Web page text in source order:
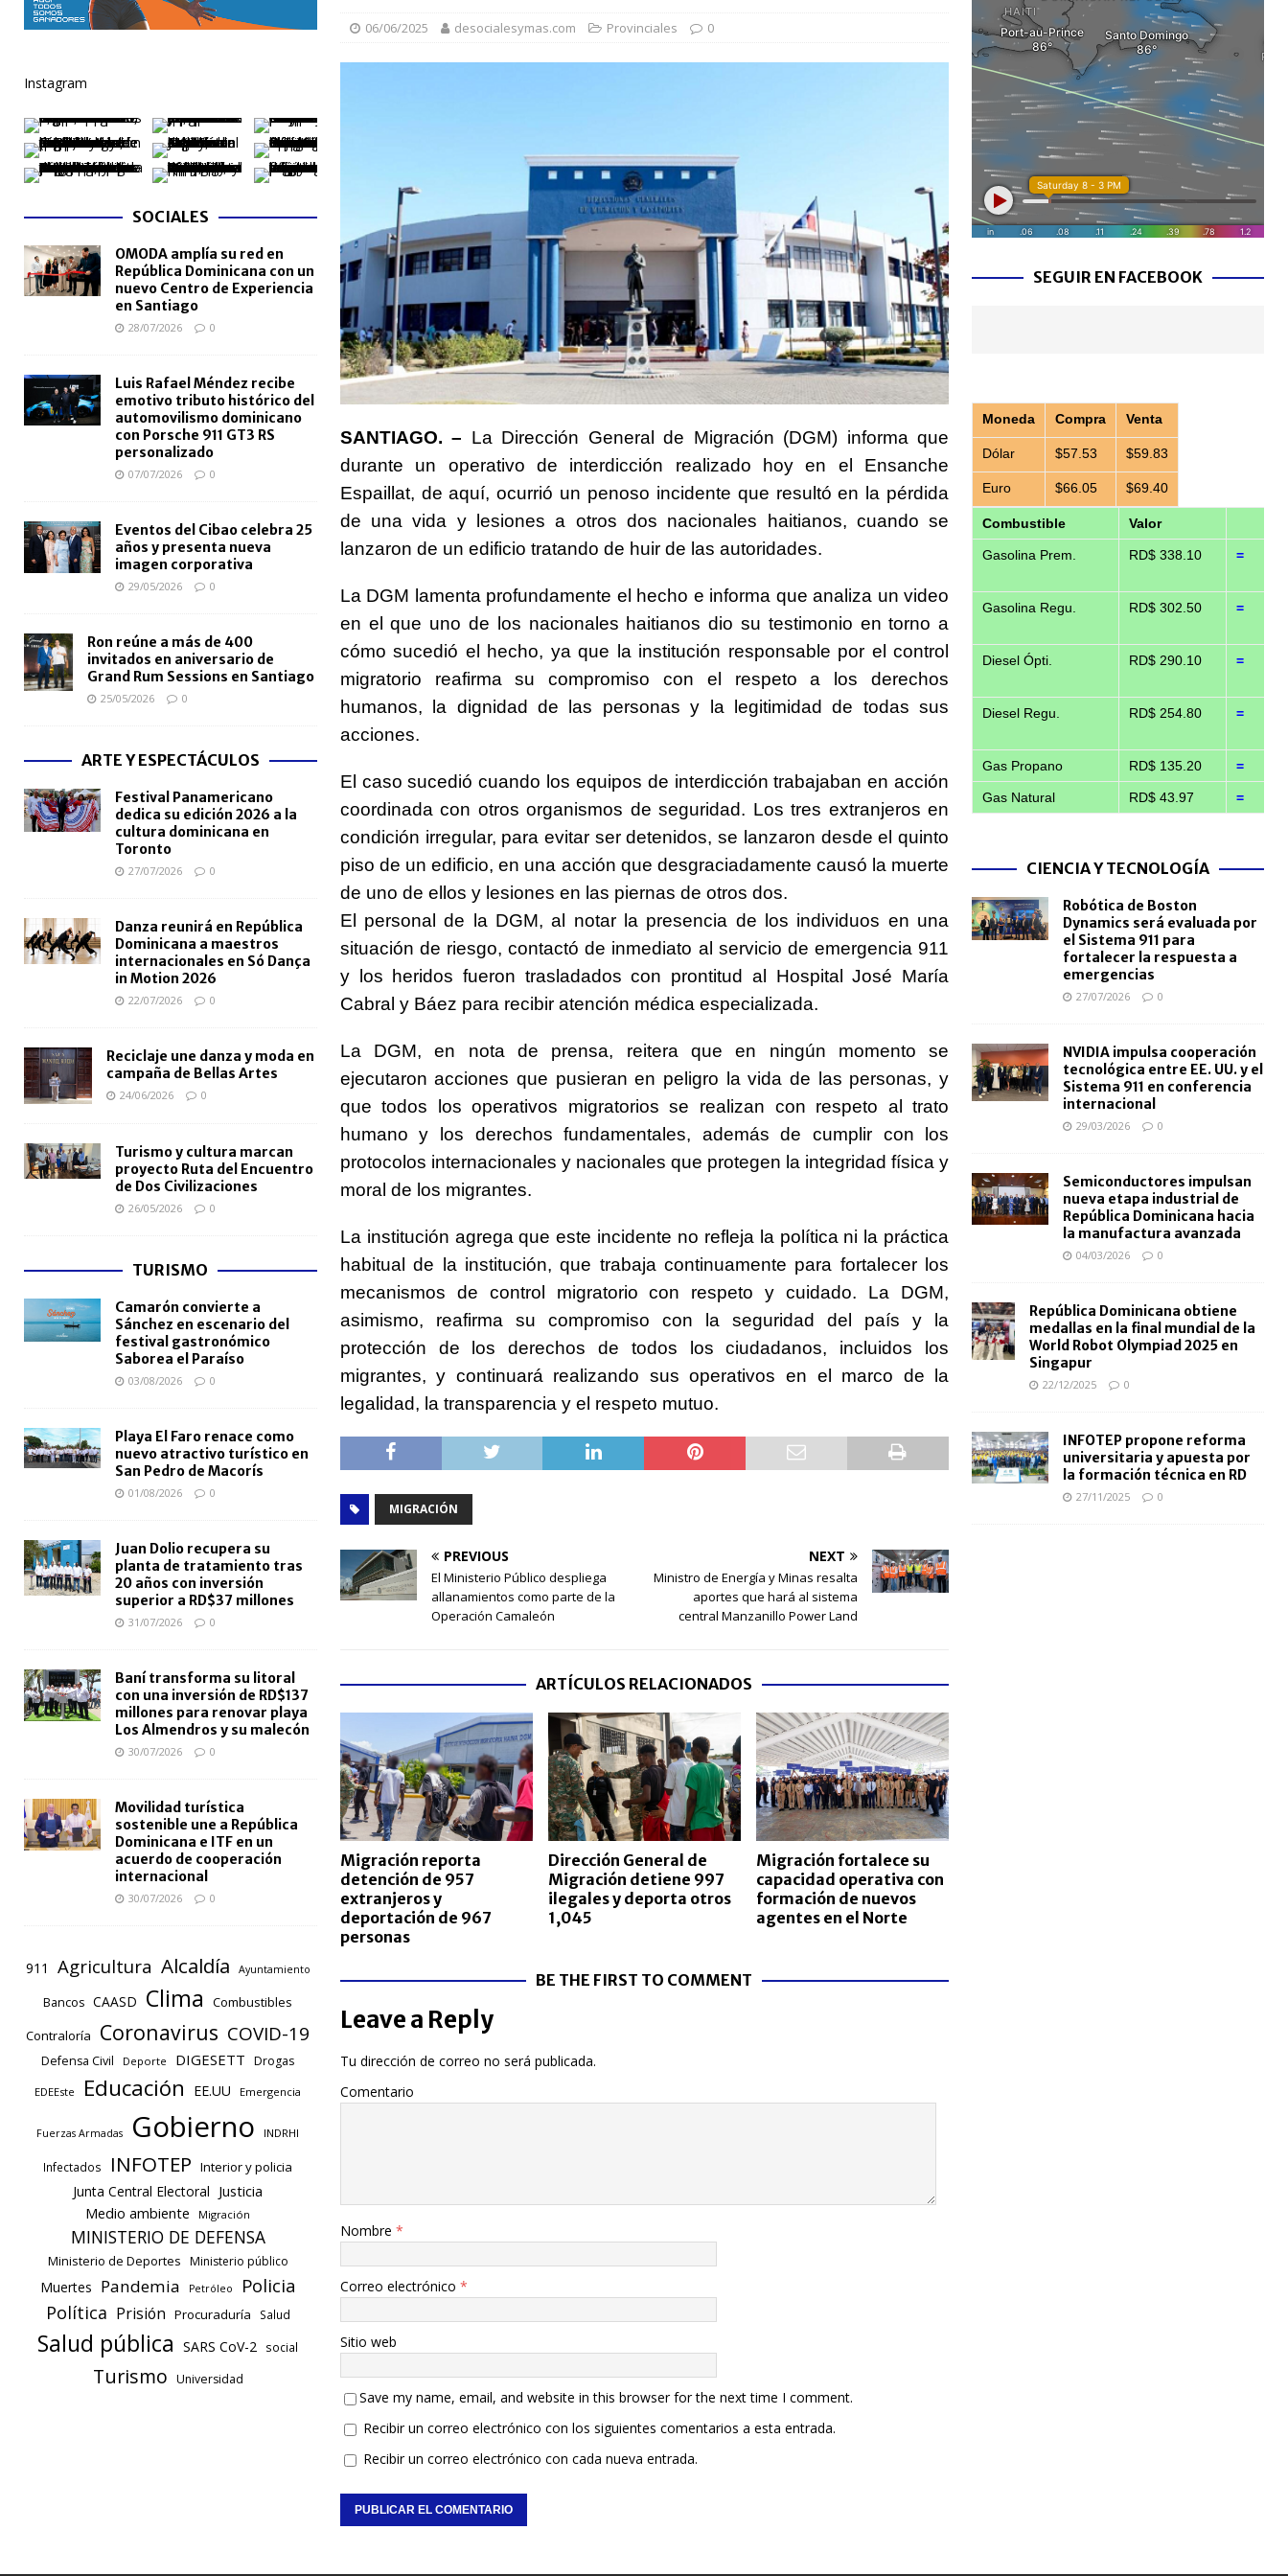
[ 06/08/2026 ]
Mujer reportada como desaparecida es localizada por agente de la DIGESETT tras reconocerla desorientada
extranjero
NACIONALES
[ 05/08/2026 ]
Meta RD 2036 reúne a Gobierno, universidades y sector privado para definir la estrategia de desarrollo
nacional
NACIONALES
[ 05/08/2026 ] Lactancia materna fortalece la salud del bebé y la madre, destaca Hospiten Santo Domingo
SALUD
[ 05/08/2026 ] TRAE incorpora 29 autobuses para ampliar el transporte escolar antes del inicio del año lectivo 2026-2027
NACIONALES
06/06/2025 desocialesymas.com Provinciales 0
SANTIAGO. – La Dirección General de Migración (DGM) informa que
durante un operativo de interdicción realizado hoy en el Ensanche
Espaillat, de aquí, ocurrió un penoso incidente que resultó en la pérdida
de una vida y lesiones a otros dos nacionales haitianos, cuando se
lanzaron de un edificio tratando de huir de las autoridades.
La DGM lamenta profundamente el hecho e informa que analiza un video
en el que uno de los nacionales haitianos dio su testimonio en torno a
cómo sucedió el hecho, ya que la institución responsable por el control
migratorio reafirma su compromiso con el respeto a los derechos
humanos, la dignidad de las personas y la legitimidad de todas sus
acciones.
El caso sucedió cuando los equipos de interdicción trabajaban en acción
coordinada con otros organismos de seguridad. Los tres extranjeros en
condición irregular, para evitar ser detenidos, se lanzaron desde el quinto
piso de un edificio, en una acción que desgraciadamente causó la muerte
de uno de ellos y lesiones en las piernas de otros dos.
El personal de la DGM, al notar la presencia de los individuos en una
situación de riesgo, contactó de inmediato al servicio de emergencia 911
y los heridos fueron trasladados con prontitud al Hospital José María
Cabral y Báez para recibir atención médica especializada.
La DGM, en nota de prensa, reitera que en ningún momento se
ejecutaron acciones que pusieran en peligro la vida de las personas, y
que todos los operativos migratorios se realizan con respeto al trato
humano y los derechos fundamentales, además de cumplir con los
protocolos internacionales y nacionales que protegen la integridad física y
moral de los migrantes.
La institución agrega que este incidente no refleja la política ni la práctica
habitual de la institución, que trabaja continuamente para fortalecer los
mecanismos de control migratorio con respeto y cuidado. La DGM,
asimismo, reafirma su compromiso con la seguridad del país y la
protección de los derechos de todos los ciudadanos, incluidos los
migrantes, y continuará realizando sus operativos en el marco de la
legalidad, la transparencia y el respeto mutuo.
MIGRACIÓN
PREVIOUS
El Ministerio Público despliega
allanamientos como parte de la
Operación Camaleón
NEXT
Ministro de Energía y Minas resalta
aportes que hará al sistema
central Manzanillo Power Land
ARTÍCULOS RELACIONADOS
Migración reporta
detención de 957
extranjeros y
deportación de 967
personas
Dirección General de
Migración detiene 997
ilegales y deporta otros
1,045
Migración fortalece su
capacidad operativa con
formación de nuevos
agentes en el Norte
BE THE FIRST TO COMMENT
Leave a Reply
Tu dirección de correo no será publicada.
Comentario
Nombre *
Correo electrónico *
Sitio web
Save my name, email, and website in this browser for the next time I comment.
Recibir un correo electrónico con los siguientes comentarios a esta entrada.
Recibir un correo electrónico con cada nueva entrada.
Instagram
SOCIALES
OMODA amplía su red en
República Dominicana con un
nuevo Centro de Experiencia
en Santiago
28/07/2026 0
Luis Rafael Méndez recibe
emotivo tributo histórico del
automovilismo dominicano
con Porsche 911 GT3 RS
personalizado
07/07/2026 0
Eventos del Cibao celebra 25
años y presenta nueva
imagen corporativa
29/05/2026 0
Ron reúne a más de 400
invitados en aniversario de
Grand Rum Sessions en Santiago
25/05/2026 0
ARTE Y ESPECTÁCULOS
Festival Panamericano
dedica su edición 2026 a la
cultura dominicana en
Toronto
27/07/2026 0
Danza reunirá en República
Dominicana a maestros
internacionales en Só Dança
in Motion 2026
22/07/2026 0
Reciclaje une danza y moda en
campaña de Bellas Artes
24/06/2026 0
Turismo y cultura marcan
proyecto Ruta del Encuentro
de Dos Civilizaciones
26/05/2026 0
TURISMO
Camarón convierte a
Sánchez en escenario del
festival gastronómico
Saborea el Paraíso
03/08/2026 0
Playa El Faro renace como
nuevo atractivo turístico en
San Pedro de Macorís
01/08/2026 0
Juan Dolio recupera su
planta de tratamiento tras
20 años con inversión
superior a RD$37 millones
31/07/2026 0
Baní transforma su litoral
con una inversión de RD$137
millones para renovar playa
Los Almendros y su malecón
30/07/2026 0
Movilidad turística
sostenible une a República
Dominicana e ITF en un
acuerdo de cooperación
internacional
30/07/2026 0
911 Agricultura Alcaldía Ayuntamiento
Bancos CAASD Clima
Combustibles
Contraloría
Coronavirus COVID-19
Defensa Civil Deporte DIGESETT Drogas
EDEEste Educación EE.UU Emergencia
Fuerzas Armadas Gobierno INDRHI
Infectados INFOTEP Interior y policia
Junta Central Electoral Justicia
Medio ambiente Migración
MINISTERIO DE DEFENSA
Ministerio de Deportes Ministerio público
Muertes Pandemia Petróleo Policia
Política Prisión Procuraduría Salud
Salud pública SARS CoV-2 social
Turismo Universidad
SEGUIR EN FACEBOOK
Moneda Compra Venta
Dólar $57.53 $59.83
Euro $66.05 $69.40
Combustible Valor
Gasolina Prem. RD$ 338.10 =
Gasolina Regu. RD$ 302.50 =
Diesel Ópti. RD$ 290.10 =
Diesel Regu. RD$ 254.80 =
Gas Propano RD$ 135.20 =
Gas Natural RD$ 43.97 =
CIENCIA Y TECNOLOGÍA
Robótica de Boston
Dynamics será evaluada por
el Sistema 911 para
fortalecer la respuesta a
emergencias
27/07/2026 0
NVIDIA impulsa cooperación
tecnológica entre EE. UU. y el
Sistema 911 en conferencia
internacional
29/03/2026 0
Semiconductores impulsan
nueva etapa industrial de
República Dominicana hacia
la manufactura avanzada
04/03/2026 0
República Dominicana obtiene
medallas en la final mundial de la
World Robot Olympiad 2025 en
Singapur
22/12/2025 0
INFOTEP propone reforma
universitaria y apuesta por
la formación técnica en RD
27/11/2025 0